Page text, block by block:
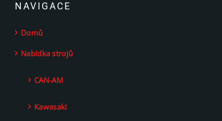
NAVIGACE
Domů
Nabídka strojů
CAN-AM
Kawasaki